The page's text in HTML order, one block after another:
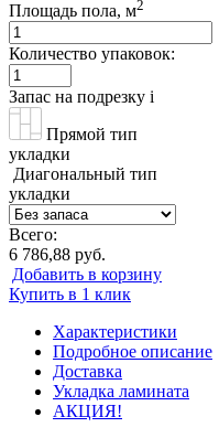
Площадь пола, м2
Количество упаковок:
Запас на подрезку i
Прямой тип
укладки
Диагональный тип
укладки
Всего:
6 786,88 руб.
Добавить в корзину
Купить в 1 клик
Характеристики
Подробное описание
Доставка
Укладка ламината
АКЦИЯ!